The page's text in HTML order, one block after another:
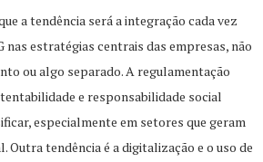
a tendência será a integração cada vez
nas estratégias centrais das empresas, não
ou algo separado. A regulamentação
e responsabilidade social
especialmente em setores que geram
Outra tendência é a digitalização e o uso de